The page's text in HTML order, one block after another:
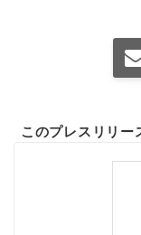
このプレスリリー